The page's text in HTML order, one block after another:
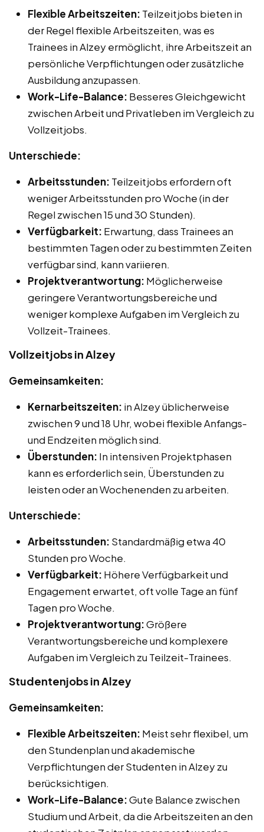
Flexible Arbeitszeiten: Teilzeitjobs bieten in
der Regel flexible Arbeitszeiten, was es
Trainees in Alzey ermöglicht, ihre Arbeitszeit an
persönliche Verpflichtungen oder zusätzliche
Ausbildung anzupassen.
Work-Life-Balance: Besseres Gleichgewicht
zwischen Arbeit und Privatleben im Vergleich zu
Vollzeitjobs.
Unterschiede:
Arbeitsstunden: Teilzeitjobs erfordern oft
weniger Arbeitsstunden pro Woche (in der
Regel zwischen 15 und 30 Stunden).
Verfügbarkeit: Erwartung, dass Trainees an
bestimmten Tagen oder zu bestimmten Zeiten
verfügbar sind, kann variieren.
Projektverantwortung: Möglicherweise
geringere Verantwortungsbereiche und
weniger komplexe Aufgaben im Vergleich zu
Vollzeit-Trainees.
Vollzeitjobs in Alzey
Gemeinsamkeiten:
Kernarbeitszeiten: in Alzey üblicherweise
zwischen 9 und 18 Uhr, wobei flexible Anfangs-
und Endzeiten möglich sind.
Überstunden: In intensiven Projektphasen
kann es erforderlich sein, Überstunden zu
leisten oder an Wochenenden zu arbeiten.
Unterschiede:
Arbeitsstunden: Standardmäßig etwa 40
Stunden pro Woche.
Verfügbarkeit: Höhere Verfügbarkeit und
Engagement erwartet, oft volle Tage an fünf
Tagen pro Woche.
Projektverantwortung:Größere
Verantwortungsbereiche und komplexere
Aufgaben im Vergleich zu Teilzeit-Trainees.
Studentenjobs in Alzey
Gemeinsamkeiten:
Flexible Arbeitszeiten: Meist sehr flexibel, um
den Stundenplan und akademische
Verpflichtungen der Studenten in Alzey zu
berücksichtigen.
Work-Life-Balance:Gute Balance zwischen
Studium und Arbeit, da die Arbeitszeiten an den